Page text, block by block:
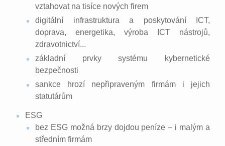
vztahovat na tisíce nových firem
digitální infrastruktura a poskytování ICT,
doprava, energetika, výroba ICT nástrojů,
zdravotnictví...
základní prvky systému kybernetické
bezpečnosti
sankce hrozí nepřipraveným firmám i jejich
statutárům
ESG
bez ESG možná brzy dojdou peníze – i malým a
středním firmám